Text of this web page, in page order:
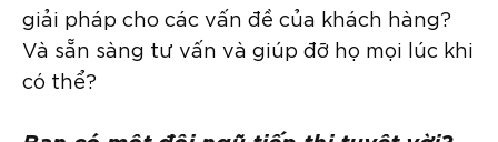
giải pháp cho các vấn đề của khách hàng?
Và sẵn sàng tư vấn và giúp đỡ họ mọi lúc khi
có thể?